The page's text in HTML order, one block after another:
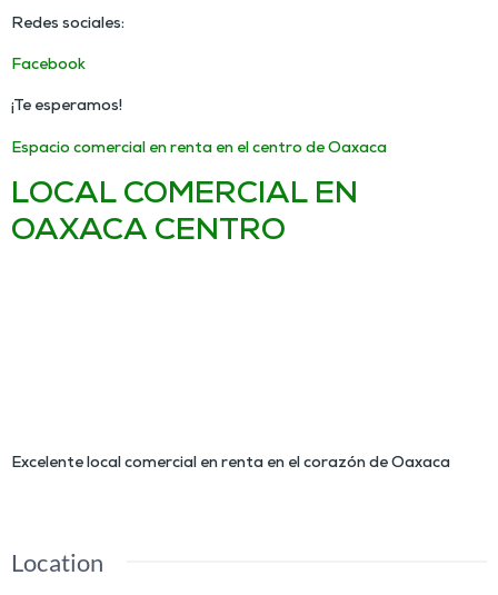
Redes sociales:
Facebook
¡Te esperamos!
Espacio comercial en renta en el centro de Oaxaca
LOCAL COMERCIAL EN
OAXACA CENTRO
Excelente local comercial en renta en el corazón de Oaxaca
Location